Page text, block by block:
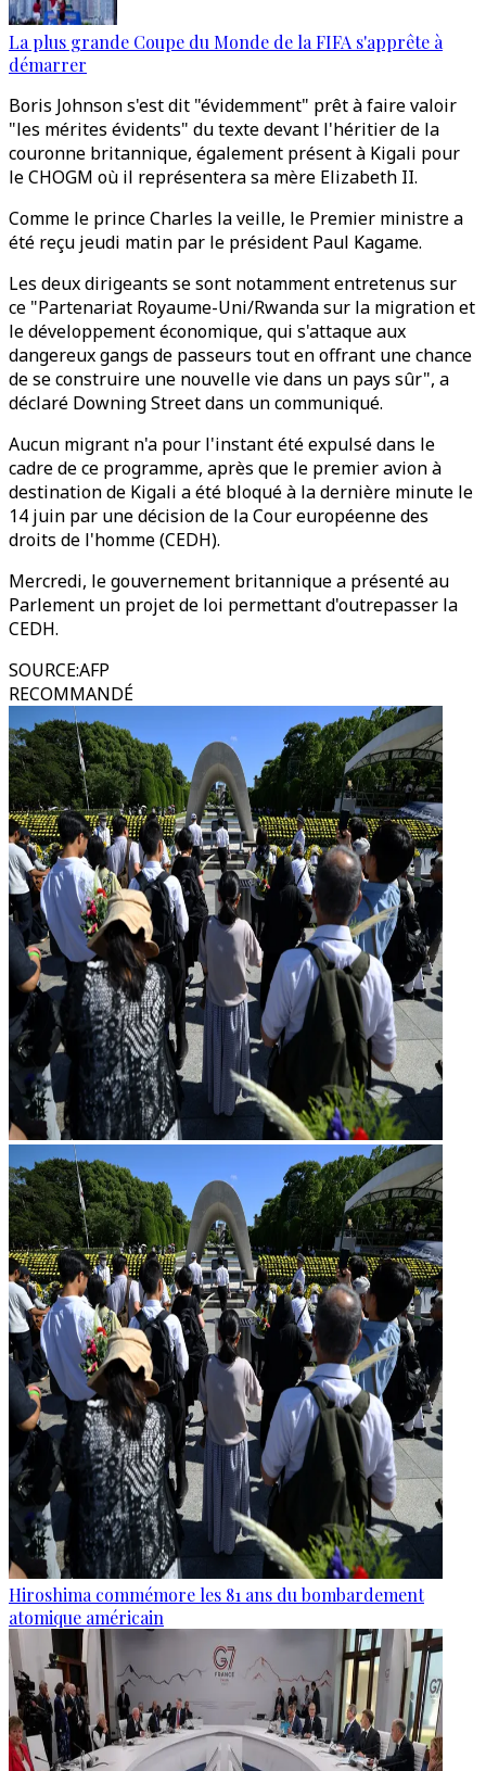
La plus grande Coupe du Monde de la FIFA s'apprête à
démarrer
Boris Johnson s'est dit "évidemment" prêt à faire valoir
"les mérites évidents" du texte devant l'héritier de la
couronne britannique, également présent à Kigali pour
le CHOGM où il représentera sa mère Elizabeth II.
Comme le prince Charles la veille, le Premier ministre a
été reçu jeudi matin par le président Paul Kagame.
Les deux dirigeants se sont notamment entretenus sur
ce "Partenariat Royaume-Uni/Rwanda sur la migration et
le développement économique, qui s'attaque aux
dangereux gangs de passeurs tout en offrant une chance
de se construire une nouvelle vie dans un pays sûr", a
déclaré Downing Street dans un communiqué.
Aucun migrant n'a pour l'instant été expulsé dans le
cadre de ce programme, après que le premier avion à
destination de Kigali a été bloqué à la dernière minute le
14 juin par une décision de la Cour européenne des
droits de l'homme (CEDH).
Mercredi, le gouvernement britannique a présenté au
Parlement un projet de loi permettant d'outrepasser la
CEDH.
SOURCE:AFP
RECOMMANDÉ
Hiroshima commémore les 81 ans du bombardement
atomique américain